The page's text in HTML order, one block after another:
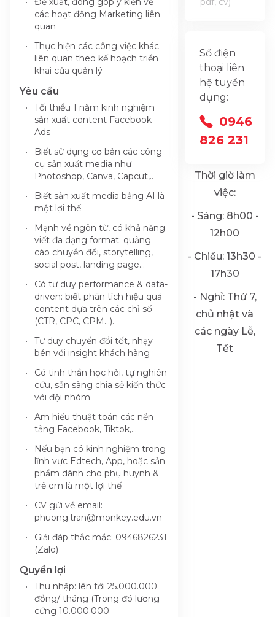
các hoạt động Marketing liên
quan
Thực hiện các công việc khác
liên quan theo kế hoạch triển
khai của quản lý
Yêu cầu
Tối thiểu 1 năm kinh nghiệm
sản xuất content Facebook
Ads
Biết sử dụng cơ bản các công
cụ sản xuất media như
Photoshop, Canva, Capcut,..
Biết sản xuất media bằng AI là
một lợi thế
Mạnh về ngôn từ, có khả năng
viết đa dạng format: quảng
cáo chuyển đổi, storytelling,
social post, landing page…
Có tư duy performance & data-
driven: biết phân tích hiệu quả
content dựa trên các chỉ số
(CTR, CPC, CPM…).
Tư duy chuyển đổi tốt, nhạy
bén với insight khách hàng
Có tinh thần học hỏi, tự nghiên
cứu, sẵn sàng chia sẻ kiến thức
với đội nhóm
Am hiểu thuật toán các nền
tảng Facebook, Tiktok,...
Nếu bạn có kinh nghiệm trong
lĩnh vực Edtech, App, hoặc sản
phẩm dành cho phụ huynh &
trẻ em là một lợi thế
CV gửi về email:
phuong.tran@monkey.edu.vn
Giải đáp thắc mắc: 0946826231
(Zalo)
Quyền lợi
Thu nhập: lên tới 25.000.000
đồng/ tháng (Trong đó lương
cứng 10.000.000 -
Số điện
thoại liên
hệ tuyển
dụng:
0946
826 231
Thời giờ làm
việc:
- Sáng: 8h00 -
12h00
- Chiều: 13h30 -
17h30
- Nghỉ: Thứ 7,
chủ nhật và
các ngày Lễ,
Tết